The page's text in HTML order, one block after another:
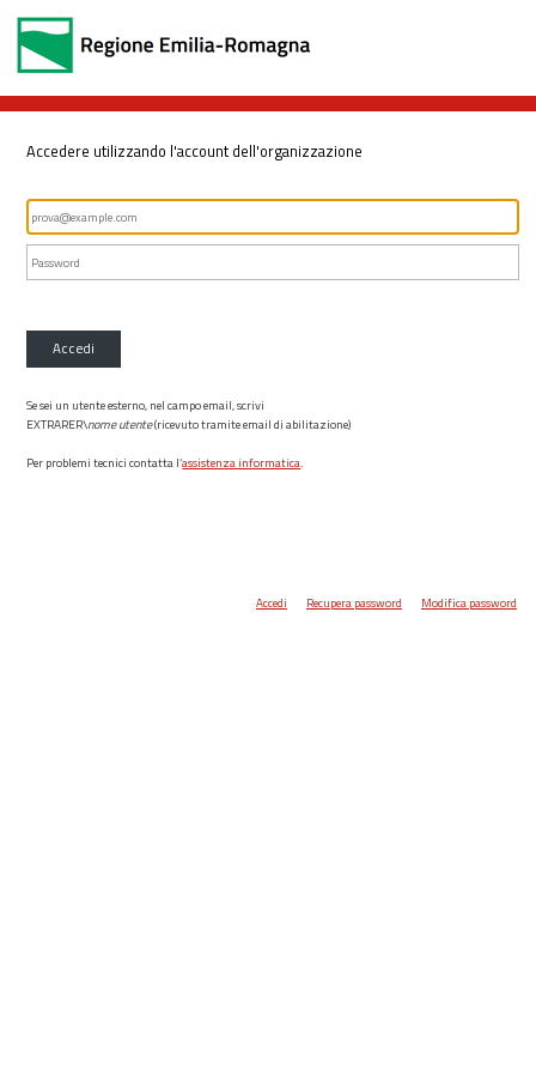
Accedere utilizzando l'account dell'organizzazione
Accedi
Se sei un utente esterno, nel campo email, scrivi
EXTRARER\nome utente(ricevuto tramite email di abilitazione)
Per problemi tecnici contatta l’assistenza informatica.
Accedi Recupera password Modifica password